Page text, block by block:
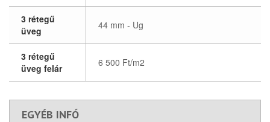
3 rétegű
üveg
44 mm - Ug
3 rétegű
üveg felár
6 500 Ft/m2
EGYÉB INFÓ